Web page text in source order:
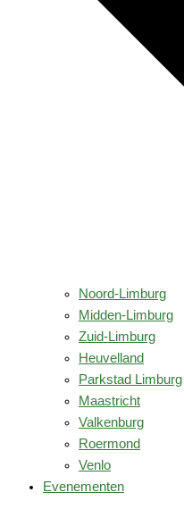
Noord-Limburg
Midden-Limburg
Zuid-Limburg
Heuvelland
Parkstad Limburg
Maastricht
Valkenburg
Roermond
Venlo
Evenementen